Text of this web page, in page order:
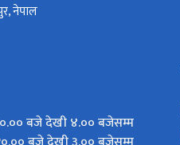
नेपाल
बजे देखी ४.०० बजेसम्म